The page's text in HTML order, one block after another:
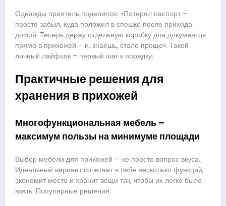
Однажды приятель поделился: «Потерял паспорт –
просто забыл, куда положил в спешке после прихода
домой. Теперь держу отдельную коробку для документов
прямо в прихожей – и, знаешь, стало проще». Такой
личный лайфхак – первый шаг к порядку.
Практичные решения для
хранения в прихожей
Многофункциональная мебель –
максимум пользы на минимуме площади
Выбор мебели для прихожей – не просто вопрос вкуса.
Идеальный вариант сочетает в себе несколько функций,
экономит место и хранит вещи так, чтобы их легко было
взять. Популярные решения: